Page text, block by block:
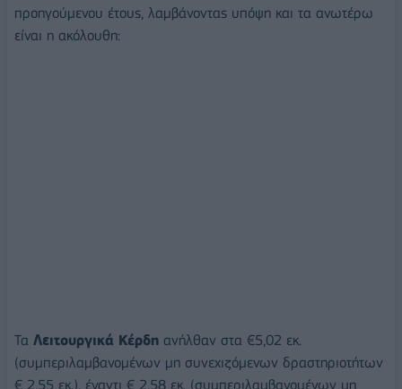
προηγούμενου έτους, λαμβάνοντας υπόψη και τα ανωτέρω
είναι η ακόλουθη:
Τα Λειτουργικά Κέρδη ανήλθαν στα €5,02 εκ.
(συμπεριλαμβανομένων μη συνεχιζόμενων δραστηριοτήτων
€ 2,55 εκ.), έναντι € 2,58 εκ. (συμπεριλαμβανομένων μη